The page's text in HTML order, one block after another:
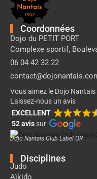
page
Dojo
Nantais
Coordonnées
Dojo du PETIT PORT
Complexe sportif,
06 04 42 32 22
Vous aimez le Dojo Nantais
Laissez-nous un avis
EXCELLENT
52 avis sur
Dojo Nantais Club Label OR
Disciplines
Judo
Aïkido